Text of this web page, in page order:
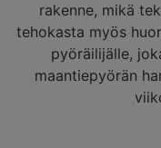
rakenne, mikä
tehokasta myös
pyöräilijälle,
maantiepyörän